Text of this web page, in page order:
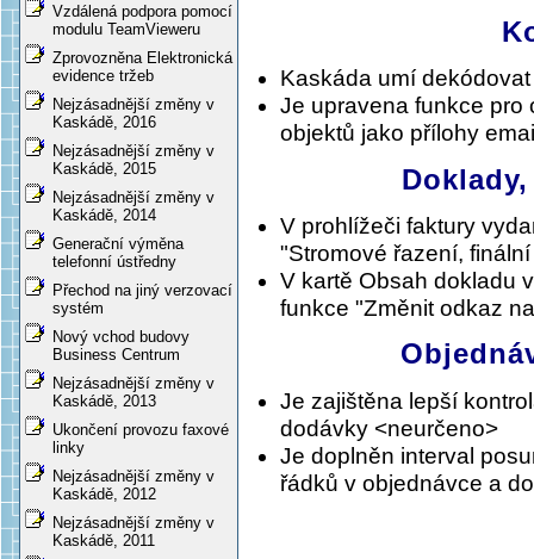
Vzdálená podpora pomocí
modulu TeamVieweru
Zprovozněna Elektronická
evidence tržeb
Nejzásadnější změny v
Kaskádě, 2016
Nejzásadnější změny v
Kaskádě, 2015
Nejzásadnější změny v
Kaskádě, 2014
Generační výměna
telefonní ústředny
Přechod na jiný verzovací
systém
Nový vchod budovy
Business Centrum
Nejzásadnější změny v
Kaskádě, 2013
Ukončení provozu faxové
linky
Nejzásadnější změny v
Kaskádě, 2012
Nejzásadnější změny v
Kaskádě, 2011
Kaskáda umí
Je upravena funkce
objektů jako přílohy
V prohlížeči faktury
"Stromové řazení,
V kartě Obsah dokladu
funkce "Změnit odkaz
Je zajištěna lepší
dodávky <neurčeno>
Je doplněn interval
řádků v objednávce a